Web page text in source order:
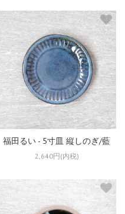
福田るい - 5寸皿 縦しのぎ/藍
2,640円(内税)